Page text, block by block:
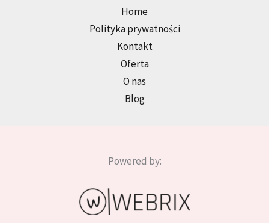
Home
Polityka prywatności
Kontakt
Oferta
O nas
Blog
Powered by: